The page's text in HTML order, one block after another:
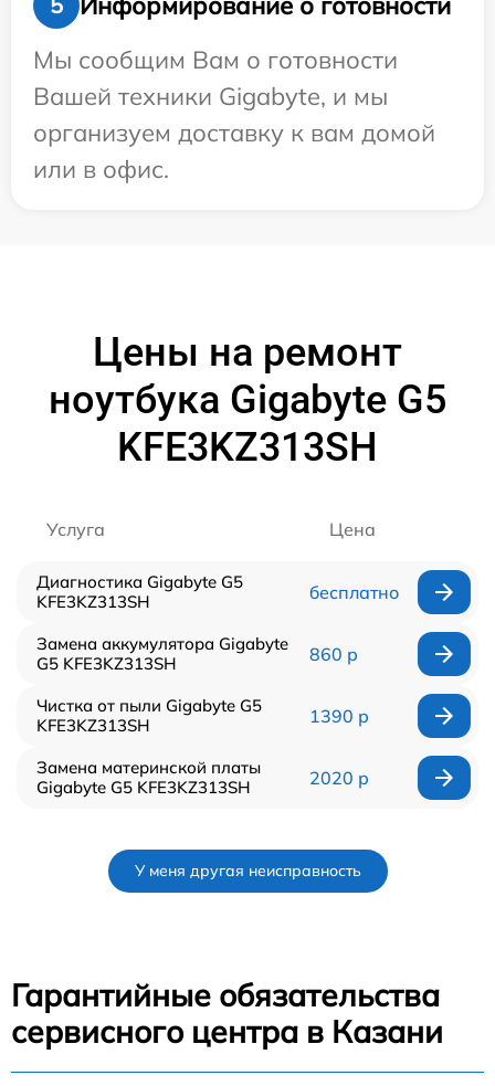
Мы сообщим Вам о готовности
Вашей техники Gigabyte, и мы
организуем доставку к вам домой
или в офис.
Цены на ремонт
ноутбука Gigabyte G5
KFE3KZ313SH
Услуга Цена
Диагностика Gigabyte G5
KFE3KZ313SH
бесплатно
Замена аккумулятора Gigabyte
G5 KFE3KZ313SH
860 р
Чистка от пыли Gigabyte G5
KFE3KZ313SH
1390 р
Замена материнской платы
Gigabyte G5 KFE3KZ313SH
2020 р
У меня другая неисправность
Гарантийные обязательства
сервисного центра в Казани